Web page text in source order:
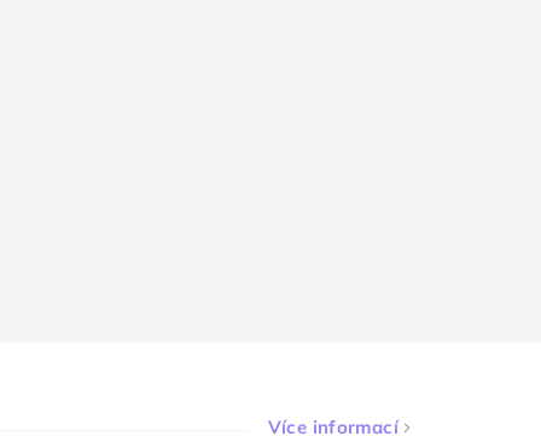
Více informací